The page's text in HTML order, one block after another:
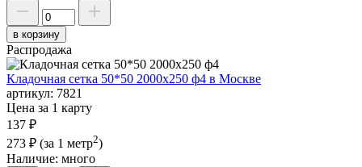
в корзину
Распродажа
Кладочная сетка 50*50 2000х250 ф4 в Москве
артикул: 7821
Цена за 1 карту
137 ₽
273 ₽ (за 1 метр2)
Наличие: много